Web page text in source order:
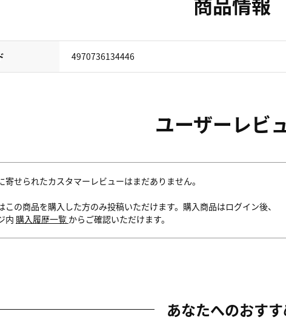
4970736134446
ユーザーレビ
寄せられたカスタマーレビューはまだありません。
この商品を購入した方のみ投稿いただけます。購入商品はログイン後、
内 購入履歴一覧 からご確認いただけます。
あなたへのおす